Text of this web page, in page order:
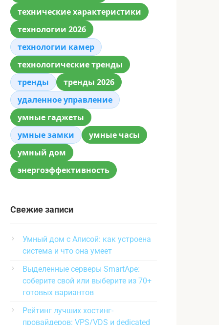
технические характеристики
технологии 2026
технологии камер
технологические тренды
тренды
тренды 2026
удаленное управление
умные гаджеты
умные замки
умные часы
умный дом
энергоэффективность
Свежие записи
Умный дом с Алисой: как устроена
система и что она умеет
Выделенные серверы SmartApe:
соберите свой или выберите из 70+
готовых вариантов
Рейтинг лучших хостинг-
провайдеров: VPS/VDS и dedicated